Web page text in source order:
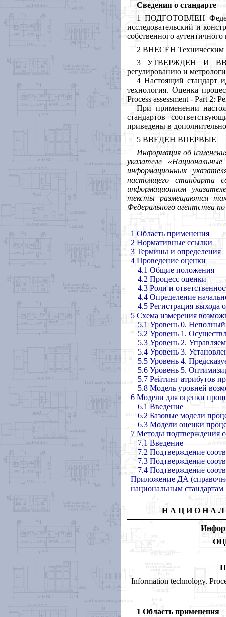
Сведения о стандарте
1 ПОДГОТОВЛЕН
исследовательский и
собственного аутентичного
2 ВНЕСЕН Техническим
3 УТВЕРЖДЕН
И
регулированию и
4 Настоящий стандарт
технология.Оценка
Process assessment - Part 2:
При применении
стандартов
приведены в
5 ВВЕДЕН ВПЕРВЫЕ
Информация об
указателе
«Национальные
информационных
настоящего
стандарта
информационном
указателе
тексты размещаются
Федерального агентства по
1 Область применения
2 Нормативные ссылки
3 Термины и определения
4 Проведение оценки
4.1 Общие положения
4.2 Процесс оценки
4.3 Роли и
4.4 Определение
4.5 Регистрация выхода
5 Схема измерения
5.1 Уровень 0. Неполный
5.2 Уровень 1.
5.3 Уровень 2.
5.4 Уровень 3.
5.5 Уровень 4.
5.6 Уровень 5.
5.7 Рейтинг атрибутов
5.8 Модель уровней
6 Модели для оценки
6.1 Введение
6.2 Базовые модели
6.3 Модели оценки
7 Методы подтверждения
7.1 Введение
7.2 Подтверждение
7.3 Подтверждение
7.4 Подтверждение
Приложение ДА
национальным
Information technology.
1 Область применения